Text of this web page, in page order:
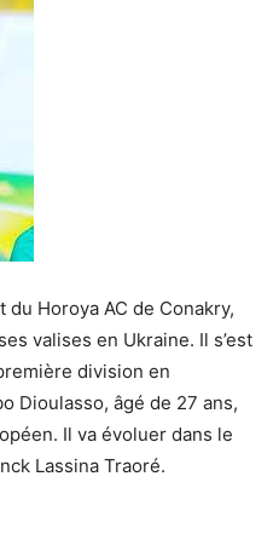
Horoya AC de Conakry,
valises en Ukraine. Il s’est
division en
Dioulasso, âgé de 27 ans,
Il va évoluer dans le
Lassina Traoré.